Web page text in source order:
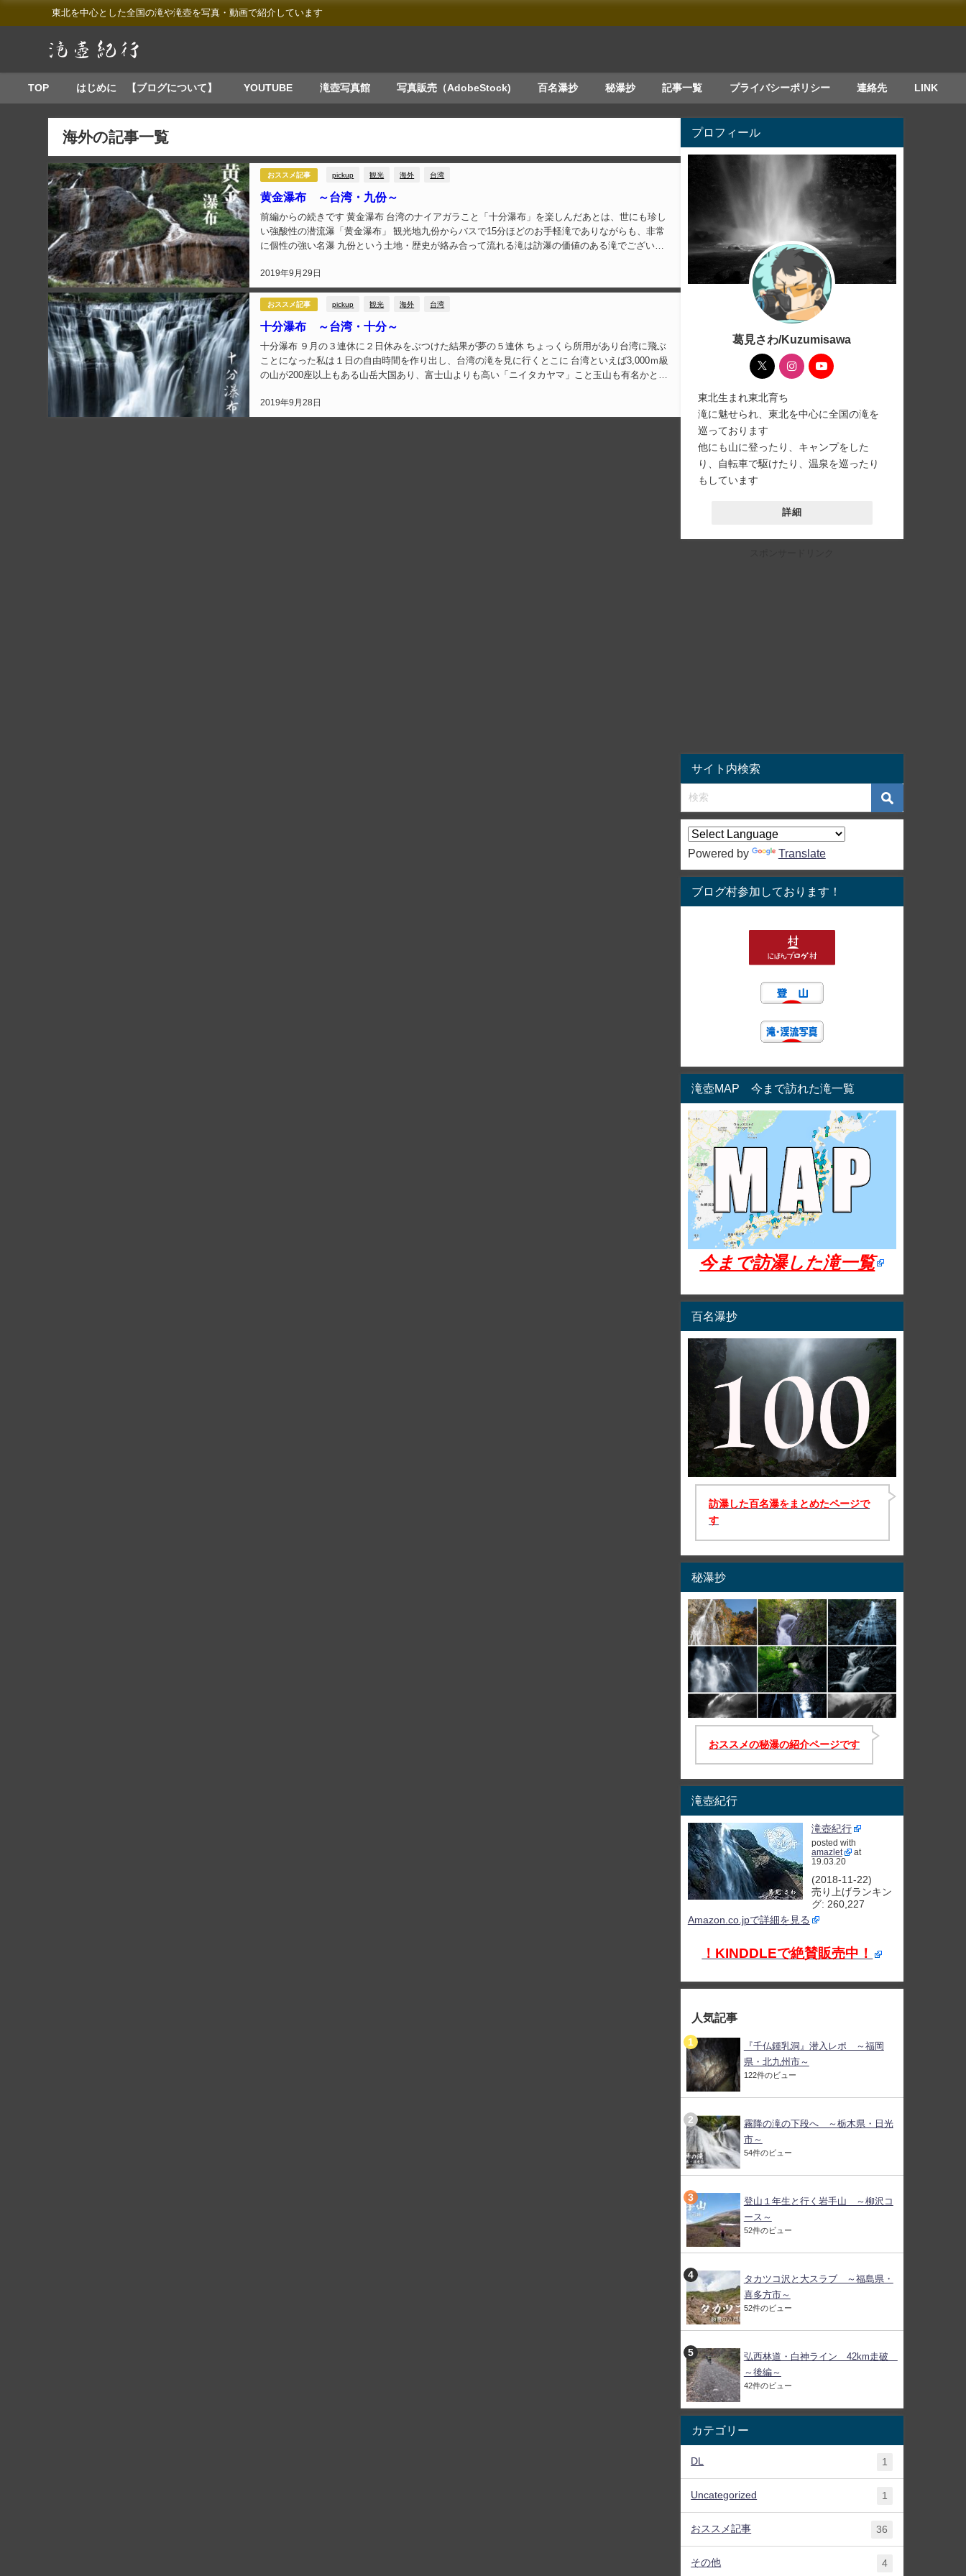
東北を中心とした全国の滝や滝壺を写真・動画で紹介しています
TOP はじめに 【ブログについて】 YOUTUBE 滝壺写真館 写真販売（AdobeStock) 百名瀑抄 秘瀑抄 記事一覧 プライバシーポリシー 連絡先 LINK
海外の記事一覧
おススメ記事 pickup 観光 海外 台湾
黄金瀑布 ～台湾・九份～
2019年9月29日
前編からの続きです 黄金瀑布 台湾のナイアガラこと「十分瀑布」を楽しんだあとは、世にも珍し
い強酸性の潜流瀑「黄金瀑布」 観光地九份からバスで15分ほどのお手軽滝でありながらも、非常
に個性の強い名瀑 九份という土地・歴史が絡み合って流れる滝は訪瀑の価値のある滝でございま
おススメ記事 pickup 観光 海外 台湾
十分瀑布 ～台湾・十分～
2019年9月28日
十分瀑布 ９月の３連休に２日休みをぶつけた結果が夢の５連休 ちょっくら所用があり台湾に飛ぶ
ことになった私は１日の自由時間を作り出し、台湾の滝を見に行くとこに 台湾といえば3,000ｍ級
の山が200座以上もある山岳大国あり、富士山よりも高い「ニイタカヤマ」こと玉山も有名かと思
プロフィール
葛見さわ/Kuzumisawa
東北生まれ東北育ち
滝に魅せられ、東北を中心に全国の滝を
巡っております
他にも山に登ったり、キャンプをした
り、自転車で駆けたり、温泉を巡ったり
もしています
詳細
サイト内検索
Powered by Translate
ブログ村参加しております！
滝壺MAP 今まで訪れた滝一覧
今まで訪瀑した滝一覧
百名瀑抄
訪瀑した百名瀑をまとめたページで
す
秘瀑抄
おススメの秘瀑の紹介ページです
滝壺紀行
滝壺紀行
posted with
amazlet
at
19.03.20
(2018-11-22)
売り上げランキン
グ: 260,227
Amazon.co.jpで詳細を見る
！KINDDLEで絶賛販売中！
人気記事
『千仏鍾乳洞』潜入レポ ～福岡
県・北九州市～
122件のビュー
霧降の滝の下段へ ～栃木県・日光
市～
54件のビュー
登山１年生と行く岩手山 ～柳沢コ
ース～
52件のビュー
タカツコ沢と大スラブ ～福島県・
喜多方市～
52件のビュー
弘西林道・白神ライン 42km走破
～後編～
42件のビュー
カテゴリー
DL 1
Uncategorized 1
おススメ記事 36
その他 4